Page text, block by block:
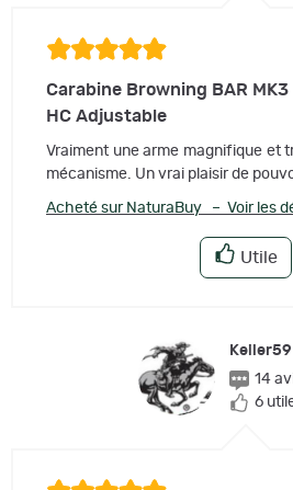
Carabine Browning BAR
HC Adjustable
Vraiment une arme magnifique et
mécanisme. Un vrai plaisir de
Acheté sur NaturaBuy – Voir les
Utile
Keiler59
14
6